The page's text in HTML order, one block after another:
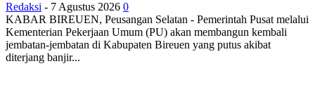
Redaksi - 7 Agustus 2026 0
KABAR BIREUEN, Peusangan Selatan - Pemerintah Pusat melalui
Kementerian Pekerjaan Umum (PU) akan membangun kembali
jembatan-jembatan di Kabupaten Bireuen yang putus akibat
diterjang banjir...